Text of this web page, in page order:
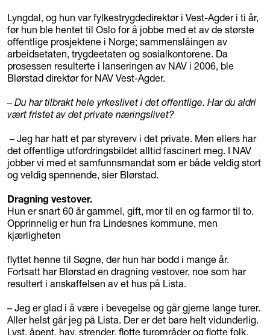
Lyngdal, og hun var fylkestrygdedirektør i Vest-Agder i ti år,
før hun ble hentet til Oslo for å jobbe med et av de største
offentlige prosjektene i Norge; sammenslåingen av
arbeidsetaten, trygdeetaten og sosialkontorene. Da
prosessen resulterte i lanseringen av NAV i 2006, ble
Blørstad direktør for NAV Vest-Agder.
– Du har tilbrakt hele yrkeslivet i det offentlige. Har du aldri
vært fristet av det private næringslivet?
– Jeg har hatt et par styreverv i det private. Men ellers har
det offentlige utfordringsbildet alltid fascinert meg. I NAV
jobber vi med et samfunnsmandat som er både veldig stort
og veldig spennende, sier Blørstad.
Dragning vestover.
Hun er snart 60 år gammel, gift, mor til en og farmor til to.
Opprinnelig er hun fra Lindesnes kommune, men
kjærligheten
flyttet henne til Søgne, der hun har bodd i mange år.
Fortsatt har Blørstad en dragning vestover, noe som har
resultert i anskaffelsen av et hus på Lista.
– Jeg er glad i å være i bevegelse og går gjerne lange turer.
Aller helst går jeg på Lista. Der er det bare helt vidunderlig.
Lyst, åpent, hav, strender, flotte turområder og flotte folk,